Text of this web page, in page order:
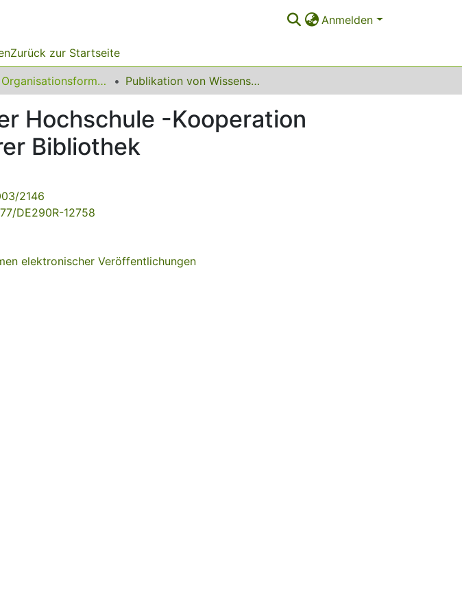
Anmelden
Zurück zur Startseite
Neue Organisationsformen elektronischer Veröffentlichungen Publikation von Wissenschaft an der Hochschule -Kooperation zwischen Wissenschaftlern und ihrer Bibliothek
Hochschule -Kooperation
Bibliothek
2146
DE290R-12758
elektronischer Veröffentlichungen